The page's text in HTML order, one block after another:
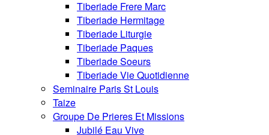
Tiberiade Frere Marc
Tiberiade Hermitage
Tiberiade Liturgie
Tiberiade Paques
Tiberiade Soeurs
Tiberiade Vie Quotidienne
Seminaire Paris St Louis
Taize
Groupe De Prieres Et Missions
Jubilé Eau Vive